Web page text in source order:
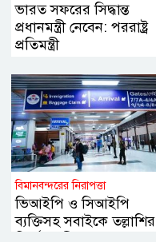
ভারত সফরের সিদ্ধান্ত
প্রধানমন্ত্রী নেবেন: পররাষ্ট্র
প্রতিমন্ত্রী
বিমানবন্দরের নিরাপত্তা
ভিআইপি ও সিআইপি
ব্যক্তিসহ সবাইকে তল্লাশির